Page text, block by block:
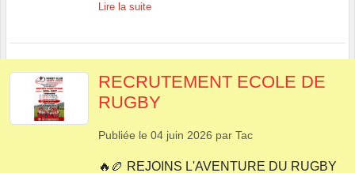
Lire la suite
RECRUTEMENT ECOLE DE
RUGBY
Publiée le 04 juin 2026 par Tac
🔥🏉 REJOINS L'AVENTURE DU RUGBY